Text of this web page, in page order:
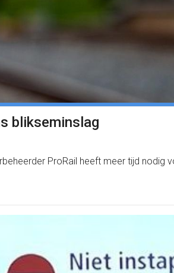
blikseminslag
ProRail heeft meer tijd